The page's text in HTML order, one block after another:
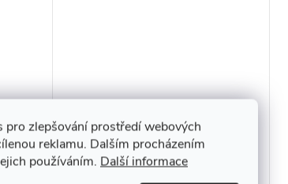
zlepšování prostředí webových
reklamu. Dalším procházením
používáním. Další informace